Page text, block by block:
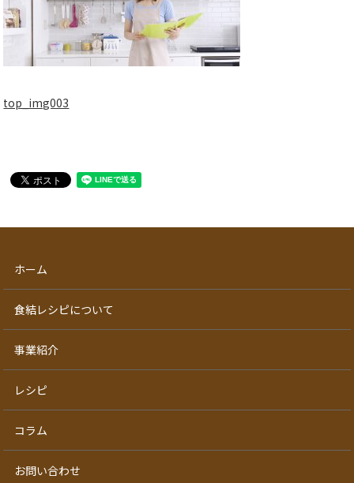
top_img003
ホーム
食結レシピについて
事業紹介
レシピ
コラム
お問い合わせ